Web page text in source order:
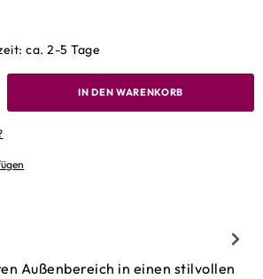
ca. 2-5 Tage
IN DEN WARENKORB
Außenbereich in einen stilvollen